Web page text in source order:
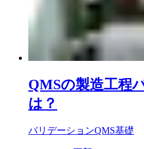
QMSの製造工程
は？
バリデーションQMS基礎